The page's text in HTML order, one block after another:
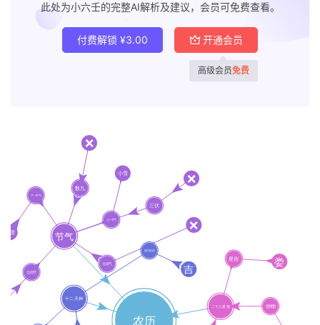
此处为小六壬的完整AI解析及建议，会员可免费查看。
付费解锁 ¥3.00 开通会员
高级会员免费